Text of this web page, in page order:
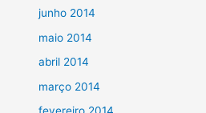
junho 2014
maio 2014
abril 2014
março 2014